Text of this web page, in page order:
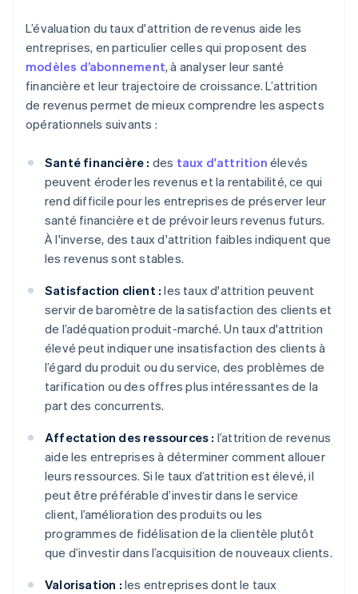
L’évaluation du taux d'attrition de revenus aide les
entreprises, en particulier celles qui proposent des
modèles d’abonnement, à analyser leur santé
financière et leur trajectoire de croissance. L’attrition
de revenus permet de mieux comprendre les aspects
opérationnels suivants :
Santé financière : des taux d'attrition élevés
peuvent éroder les revenus et la rentabilité, ce qui
rend difficile pour les entreprises de préserver leur
santé financière et de prévoir leurs revenus futurs.
À l'inverse, des taux d'attrition faibles indiquent que
les revenus sont stables.
Satisfaction client : les taux d'attrition peuvent
servir de baromètre de la satisfaction des clients et
de l’adéquation produit-marché. Un taux d'attrition
élevé peut indiquer une insatisfaction des clients à
l’égard du produit ou du service, des problèmes de
tarification ou des offres plus intéressantes de la
part des concurrents.
Affectation des ressources : l’attrition de revenus
aide les entreprises à déterminer comment allouer
leurs ressources. Si le taux d’attrition est élevé, il
peut être préférable d’investir dans le service
client, l’amélioration des produits ou les
programmes de fidélisation de la clientèle plutôt
que d’investir dans l’acquisition de nouveaux clients.
Valorisation : les entreprises dont le taux